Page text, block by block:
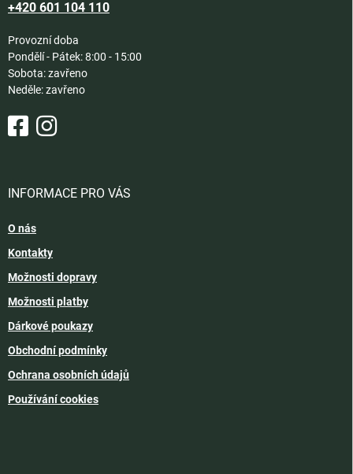
+420 601 104 110
Provozní doba
Pondělí - Pátek: 8:00 - 15:00
Sobota: zavřeno
Neděle: zavřeno
INFORMACE PRO VÁS
O nás
Kontakty
Možnosti dopravy
Možnosti platby
Dárkové poukazy
Obchodní podmínky
Ochrana osobních údajů
Používání cookies